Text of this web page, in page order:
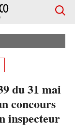
du 31 mai
concours
inspecteur